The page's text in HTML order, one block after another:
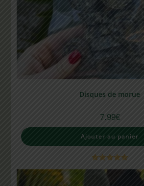
Disques de morue
7.99€
Ajouter au panier
sur 5